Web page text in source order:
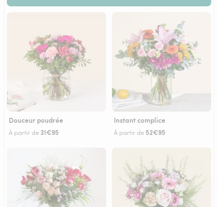
Douceur poudrée
À partir de 31€95
Instant complice
À partir de 52€95